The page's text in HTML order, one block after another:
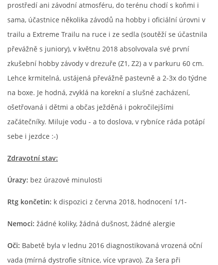
prostředí ani závodní atmosféru, do terénu chodí s koňmi i
sama, účastnice několika závodů na hobby i oficiální úrovni v
trailu a Extreme Trailu na ruce i ze sedla (soutěží se účastnila
převážně s juniory), v květnu 2018 absolvovala své první
zkušební hobby závody v drezuře (Z1, Z2) a v parkuru 60 cm.
Lehce krmitelná, ustájená převážně pastevně a 2-3x do týdne
na boxe. Je hodná, zvyklá na korekní a slušné zacházení,
ošetřovaná i dětmi a občas ježděná i pokročilejšími
začátečníky. Miluje vodu - a to doslova, v rybníce ráda potápí
sebe i jezdce :-)
Zdravotní stav:
Úrazy: bez úrazové minulosti
Rtg končetin: k dispozici z června 2018, hodnocení 1/1-
Nemoci: žádné koliky, žádná dušnost, žádné alergie
Oči: Babetě byla v lednu 2016 diagnostikovaná vrozená oční
vada (mírná dystrofie sítnice, více vpravo). Za šera při